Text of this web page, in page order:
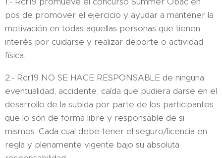
pos de promover el ejercicio y ayudar a mantener la
motivación en todas aquellas personas que tienen
interés por cuidarse y realizar deporte o actividad
física.
2.- Rcr19 NO SE HACE RESPONSABLE de ninguna
eventualidad, accidente, caída que pudiera darse en el
desarrollo de la subida por parte de los participantes
que lo son de forma libre y responsable de si
mismos. Cada cual debe tener el seguro/licencia en
regla y plenamente vigente bajo su absoluta